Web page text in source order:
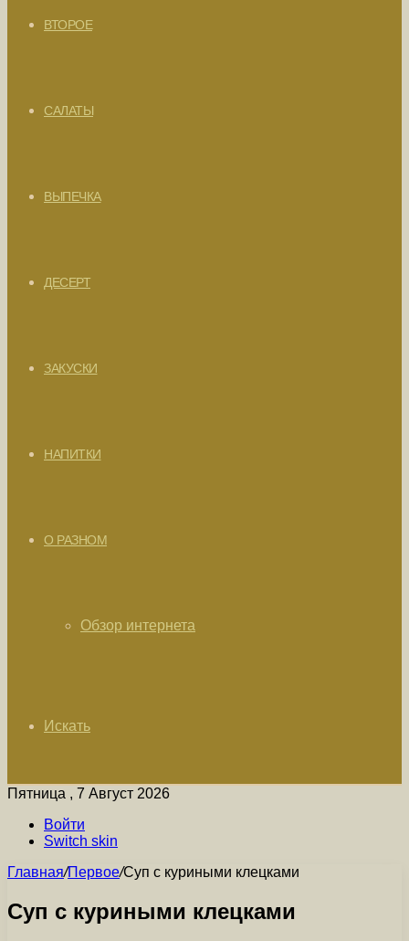
ВТОРОЕ
САЛАТЫ
ВЫПЕЧКА
ДЕСЕРТ
ЗАКУСКИ
НАПИТКИ
О РАЗНОМ
Обзор интернета
Искать
Пятница , 7 Август 2026
Войти
Switch skin
Главная/Первое/Суп с куриными клецками
Суп с куриными клецками